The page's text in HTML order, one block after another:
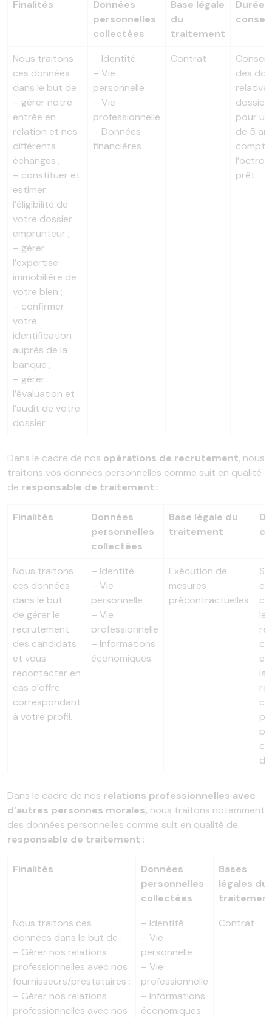
Finalités
Données
personnelles
collectées
Base légale
du
traitement
Durée
Nous traitons
ces données
dans le but de :
– gérer notre
entrée en
relation et nos
différents
échanges ;
– constituer et
estimer
l’éligibilité de
votre dossier
emprunteur ;
– gérer
l’expertise
immobilière de
votre bien ;
– confirmer
votre
identification
auprès de la
banque ;
– gérer
l’évaluation et
l’audit de votre
dossier.
– Identité
– Vie
personnelle
– Vie
professionnelle
– Données
financières
Contrat
des
pour
de 5
l’octroi
prêt.
Dans le cadre de nos opérations de recrutement, nous
traitons vos données personnelles comme suit en qualité
de responsable de traitement :
Finalités
Données
personnelles
collectées
Base légale du
traitement
Nous traitons
ces données
dans le but
de gérer le
recrutement
des candidats
et vous
recontacter en
cas d’offre
correspondant
à votre profil.
– Identité
– Vie
personnelle
– Vie
professionnelle
– Informations
économiques
Exécution de
mesures
précontractuelles
Si
le
et
la
Dans le cadre de nos relations professionnelles avec
d’autres personnes morales, nous traitons notamment
des données personnelles comme suit en qualité de
responsable de traitement :
Finalités
Données
personnelles
collectées
Bases
légales du
Nous traitons ces
données dans le but de :
– Gérer nos relations
professionnelles avec nos
fournisseurs/prestataires ;
– Gérer nos relations
professionnelles avec nos
– Identité
– Vie
personnelle
– Vie
professionnelle
– Informations
économiques
Contrat